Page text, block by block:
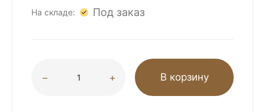
На складе: Под заказ
В корзину